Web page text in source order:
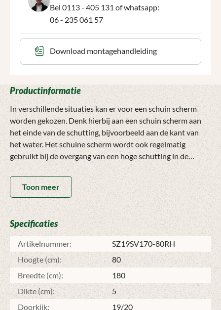
Bel 0113 - 405 131 of whatsapp:
06 - 235 061 57
Download montagehandleiding
Productinformatie
In verschillende situaties kan er voor een schuin scherm
worden gekozen. Denk hierbij aan een schuin scherm aan
het einde van de schutting, bijvoorbeeld aan de kant van
het water. Het schuine scherm wordt ook regelmatig
gebruikt bij de overgang van een hoge schutting in de
achtertuin naar een lage schutting in de voortuin. Deze
overgang kan ook zonder schuin scherm, maar met een
schuin scherm is de overgang mooier.
De schuine schermen zijn zowel links als rechts hoog
leverbaar. Dit houdt in dat de volle kant van het scherm (10
planken bij een 21-planks scherm) aan de linkse zijde of aan
de rechtse zijde hoog is uitgevoerd. Dit bepaalt uiteindelijk
aan welke kant van de schutting het montagemateriaal
wordt bevestigd.
In het geval van twee schuine schermen achter elkaar, is het
Toon meer
Specificaties
Artikelnummer:
SZ19SV170-80RH
Hoogte (cm):
80
Breedte (cm):
180
Dikte (cm):
5
Doorkijk:
19/20